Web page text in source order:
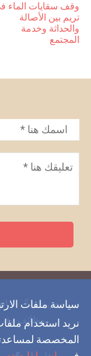
سياسة ملفات
نريد استخدام
المخصصة
وقف سقايات الماء
تريم بين الأصالة
والحداثة وخدمة
المجتمع
الاسم *
تعليق
من نحن؟
وظائف